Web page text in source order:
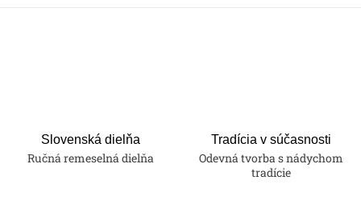
Slovenská dielňa
Ručná remeselná dielňa
Tradícia v súčasnosti
Odevná tvorba s nádychom
tradície